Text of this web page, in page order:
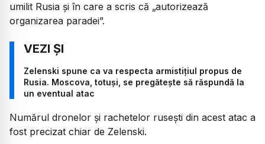
umilit Rusia și în care a scris că „autorizează
organizarea paradei”.
Zelenski spune ca va respecta armistițiul propus de
Rusia. Moscova, totuși, se pregătește să răspundă la
un eventual atac
Numărul dronelor și rachetelor rusești din acest atac a
fost precizat chiar de Zelenski.